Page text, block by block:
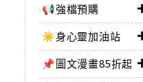
📢強檔預購
☀️身心靈加油站
📌圖文漫畫85折起